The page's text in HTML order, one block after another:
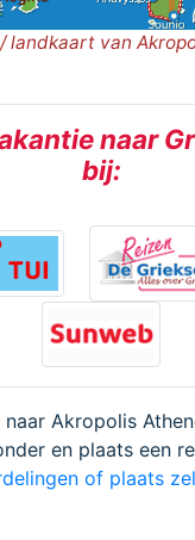
landkaart van
naar
bij:
Akropolis
en plaats een
of plaats